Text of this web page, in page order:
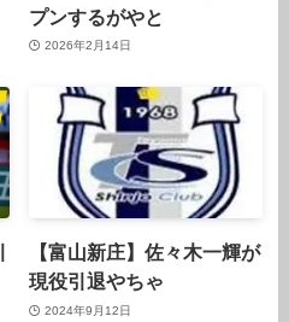
プンするがやと
2026年2月14日
【富山新庄】佐々木一輝が
現役引退やちゃ
2024年9月12日